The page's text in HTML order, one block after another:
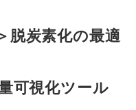
脱炭素化の最適
可視化ツール